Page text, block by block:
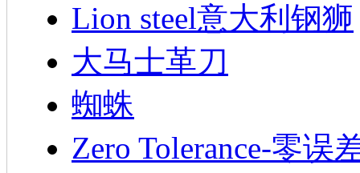
Lion steel意大利钢狮
大马士革刀
蜘蛛
Zero Tolerance-零误